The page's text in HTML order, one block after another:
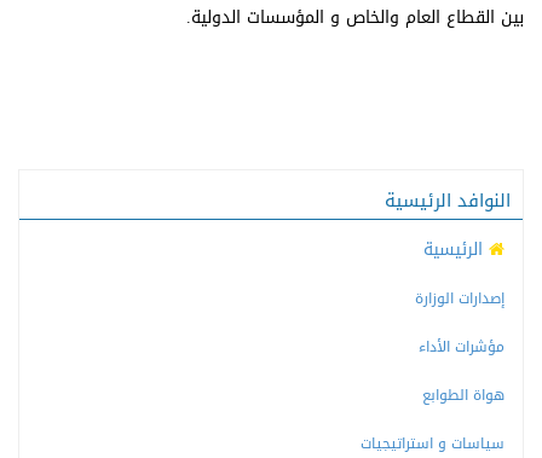
بين القطاع العام والخاص و المؤسسات الدولية.
النوافد الرئيسية
الرئيسية
إصدارات الوزارة
مؤشرات الأداء
هواة الطوابع
سياسات و استراتيجيات